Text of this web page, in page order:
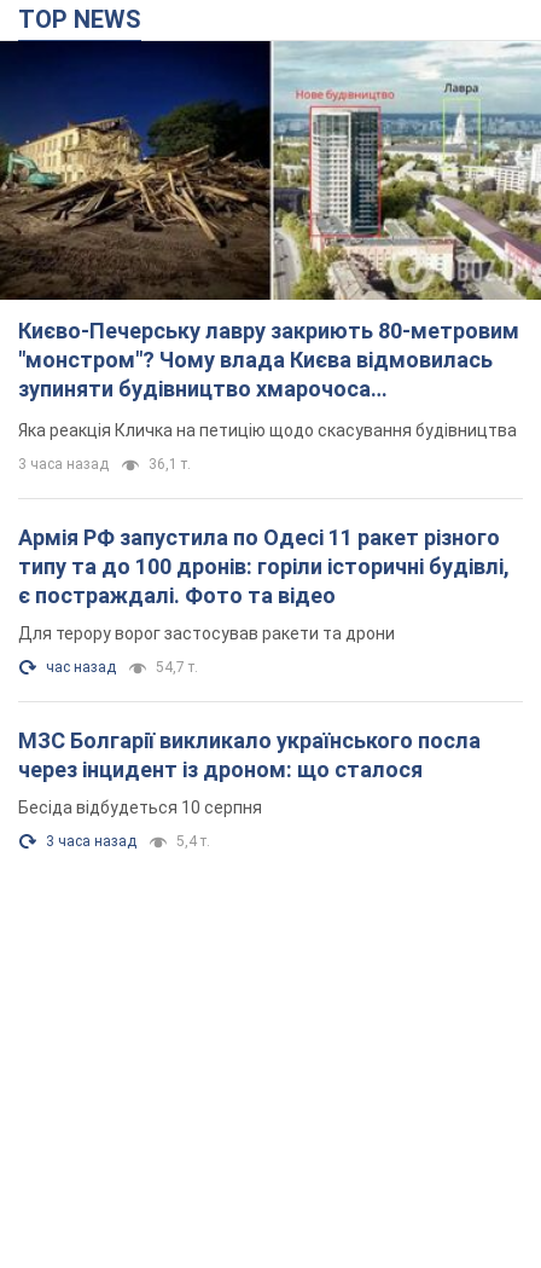
TOP NEWS
Києво-Печерську лавру закриють 80-метровим
"монстром"? Чому влада Києва відмовилась
зупиняти будівництво хмарочоса
"московського вірянина"
Яка реакція Кличка на петицію щодо скасування будівництва
3 часа назад 36,1 т.
Армія РФ запустила по Одесі 11 ракет різного
типу та до 100 дронів: горіли історичні будівлі,
є постраждалі. Фото та відео
Для терору ворог застосував ракети та дрони
час назад 54,7 т.
МЗС Болгарії викликало українського посла
через інцидент із дроном: що сталося
Бесіда відбудеться 10 серпня
3 часа назад 5,4 т.